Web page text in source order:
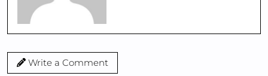
Write a Comment